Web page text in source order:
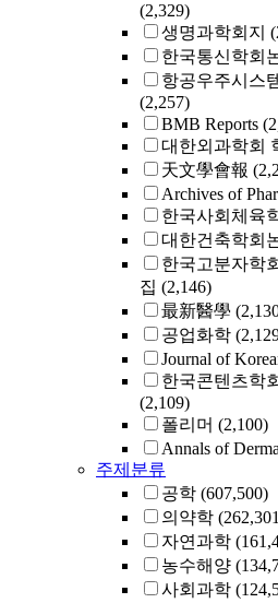
(2,329)
생명과학회지
한국통신학회
항공우주시스
(2,257)
BMB Reports
대한외과학회
天文學會報
Archives of
한국사회체육
대한건축학회
한국고분자학
집 (2,146)
最新醫學
공업화학
Journal of
한국콘텐츠학
(2,109)
폴리머 (2,100)
Annals of
주제분류
공학 (607,500)
의약학
자연과학
농수해양
사회과학